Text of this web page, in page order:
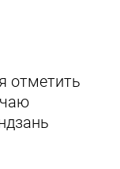
отметить